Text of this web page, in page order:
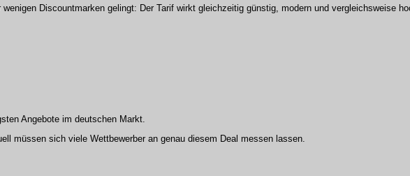
Discountmarken gelingt: Der Tarif wirkt gleichzeitig günstig, modern und vergleichsweise
Angebote im deutschen Markt.
müssen sich viele Wettbewerber an genau diesem Deal messen lassen.